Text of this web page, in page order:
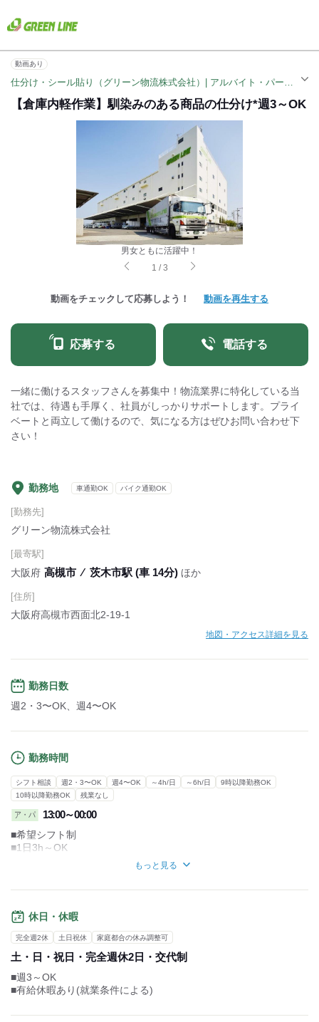
動画あり
仕分け・シール貼り（グリーン物流株式会社）| アルバイト・パート求人（茨木市駅）
【倉庫内軽作業】馴染みのある商品の仕分け*週3～OK
男女ともに活躍中！
1 /3
動画をチェックして応募しよう！ 動画を再生する
応募する 電話する
一緒に働けるスタッフさんを募集中！物流業界に特化している当
社では、待遇も手厚く、社員がしっかりサポートします。プライ
ベートと両立して働けるので、気になる方はぜひお問い合わせ下
さい！
勤務地 車通勤OK バイク通勤OK
[勤務先]
グリーン物流株式会社
[最寄駅]
大阪府 高槻市 ⁄ 茨木市駅 (車 14分) ほか
[住所]
大阪府高槻市西面北2-19-1
地図・アクセス詳細を見る
勤務日数
週2・3〜OK、週4〜OK
勤務時間
シフト相談 週2・3〜OK 週4〜OK ～4h/日 ～6h/日
9時以降勤務OK
10時以降勤務OK
残業なし
ア・パ 13:00～00:00
■希望シフト制
■1日3h～OK
＝＝＝シフト例＝＝＝
■お昼の時間を有効活用◎
→13:00～18:00
■学校終わりにサクッと稼ぐ！
→18:00～22:00
もっと見る
休日・休暇
完全週2休 土日祝休 家庭都合の休み調整可
土・日・祝日・完全週休2日・交代制
■週3～OK
■有給休暇あり(就業条件による)